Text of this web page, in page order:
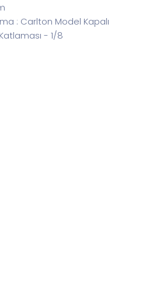
: Carlton Model Kapalı
- 1/8